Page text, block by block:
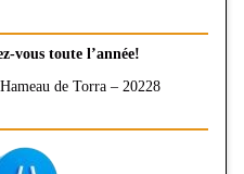
vous toute l’année!
de Torra – 20228